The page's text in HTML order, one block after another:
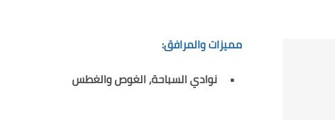
مميزات والمرافق:
نوادي السباحة، الغوص والغطس